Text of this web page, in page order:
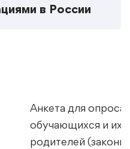
в России
Анкета для опроса
обучающихся и их
родителей